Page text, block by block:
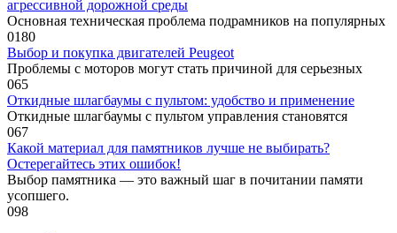
агрессивной дорожной среды
Основная техническая проблема подрамников на популярных
0180
Выбор и покупка двигателей Peugeot
Проблемы с моторов могут стать причиной для серьезных
065
Откидные шлагбаумы с пультом: удобство и применение
Откидные шлагбаумы с пультом управления становятся
067
Какой материал для памятников лучше не выбирать?
Остерегайтесь этих ошибок!
Выбор памятника — это важный шаг в почитании памяти
усопшего.
098